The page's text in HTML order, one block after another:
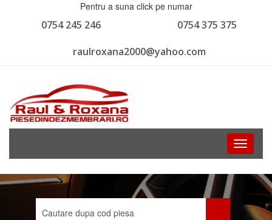
Pentru a suna click pe numar
0754 375 375
0754 245 246
raulroxana2000@yahoo.com
Toggle